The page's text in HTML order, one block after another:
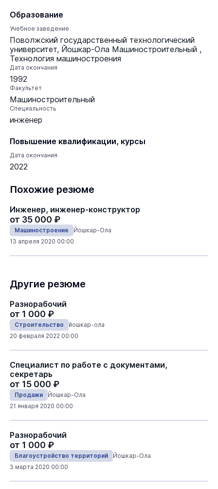
Образование
Учебное заведение
Поволжский государственный технологический
университет, Йошкар-Ола Машиностроительный ,
Технология машиностроения
Дата окончания
1992
Факультет
Машиностроительный
Специальность
инженер
Повышение квалификации, курсы
Дата окончания
2022
Похожие резюме
Инженер, инженер-конструктор
от 35 000 ₽
Машиностроение
Йошкар-Ола
13 апреля 2020 00:00
Другие резюме
Разнорабочий
от 1 000 ₽
Строительство
йошкар-ола
20 февраля 2022 00:00
Специалист по работе с документами,
секретарь
от 15 000 ₽
Продажи
Йошкар-Ола
21 января 2020 00:00
Разнорабочий
от 1 000 ₽
Благоустройство территорий
Йошкар-Ола
3 марта 2020 00:00